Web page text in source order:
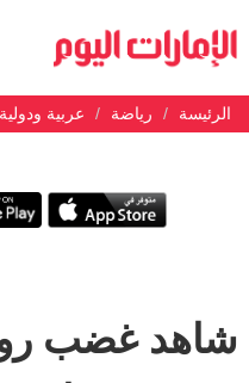
الرئيسة رياضة عربية ودولية
شاهد غضب